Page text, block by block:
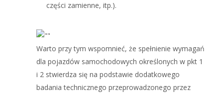
części zamienne, itp.).
Warto przy tym wspomnieć, że spełnienie wymagań
dla pojazdów samochodowych określonych w pkt 1
i 2 stwierdza się na podstawie dodatkowego
badania technicznego przeprowadzonego przez